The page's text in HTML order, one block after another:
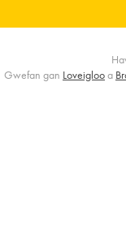
Gwefan gan Loveiglooa